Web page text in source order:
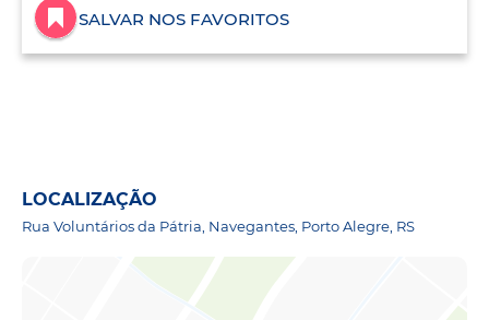
SALVAR NOS FAVORITOS
LOCALIZAÇÃO
Rua Voluntários da Pátria, Navegantes, Porto Alegre, RS